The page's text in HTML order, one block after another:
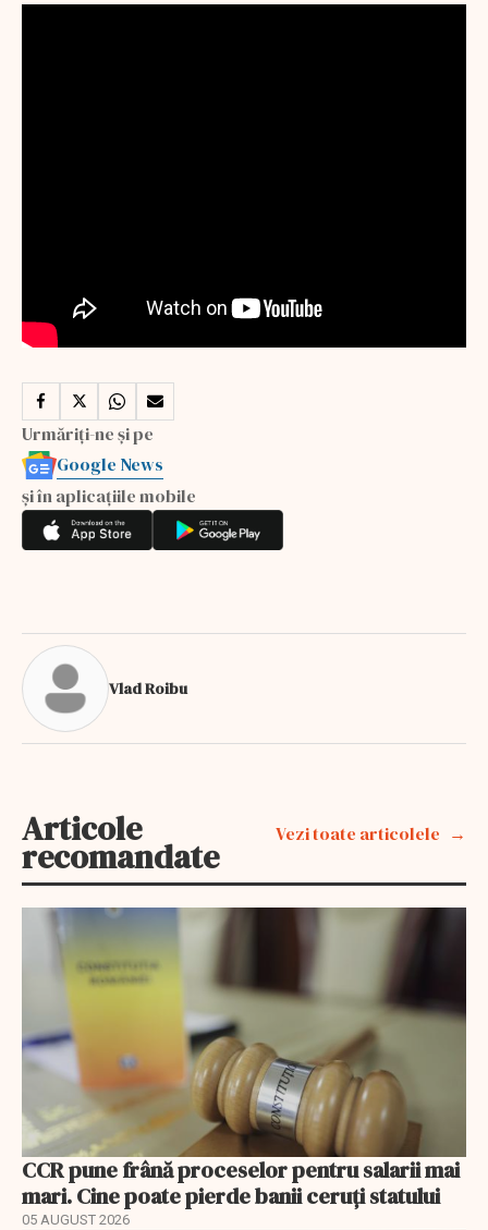
Urmăriți-ne și pe
Google News
și în aplicațiile mobile
Vlad Roibu
Articole
recomandate
Vezi toate articolele
CCR pune frână proceselor pentru salarii mai
mari. Cine poate pierde banii ceruți statului
05 AUGUST 2026